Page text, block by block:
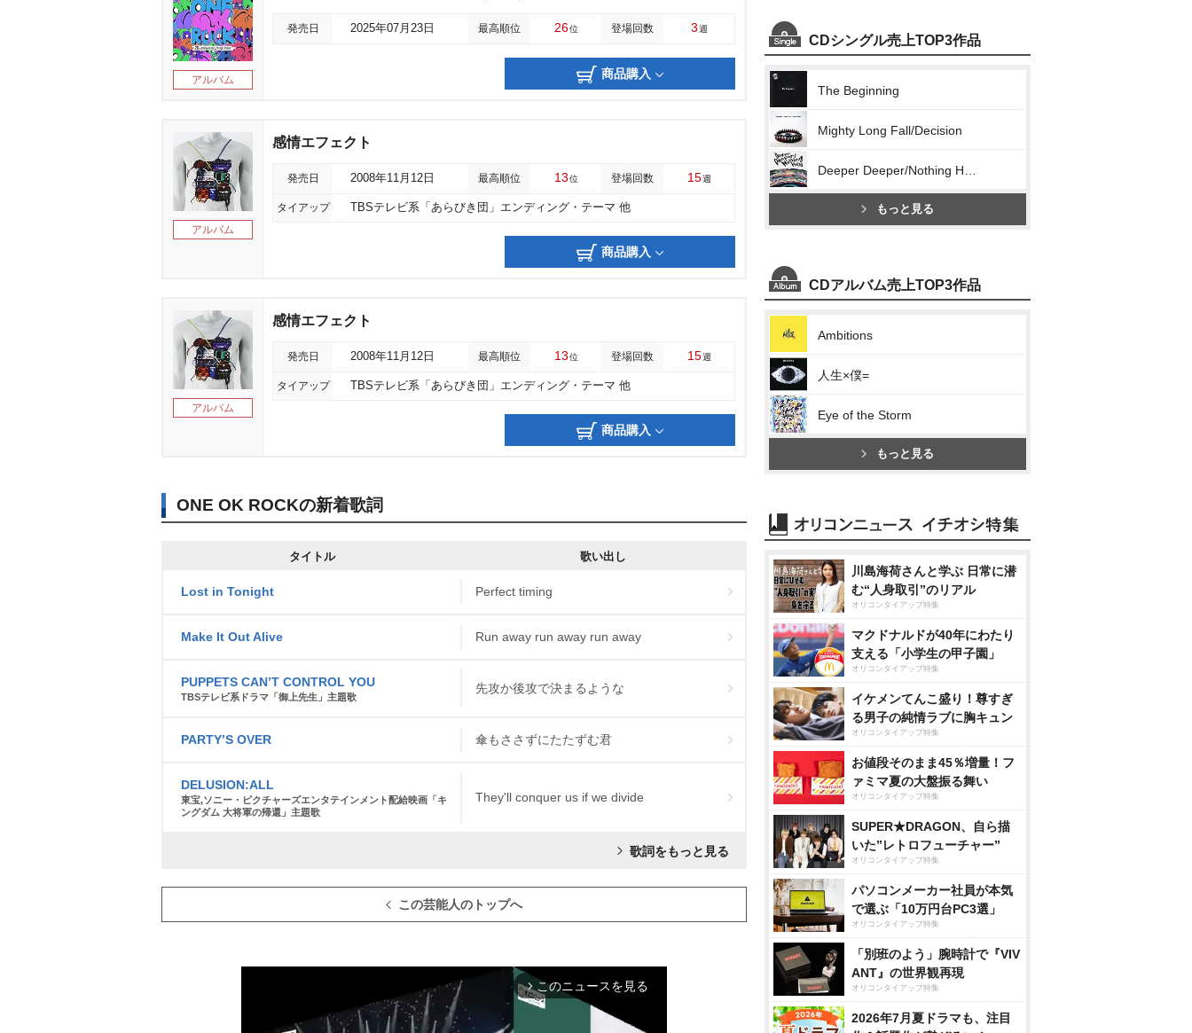
アルバム
発売日 2025年07月23日 最高順位 26位 登場回数 3週
商品購入
アルバム
感情エフェクト
発売日 2008年11月12日 最高順位 13位 登場回数 15週
タイアップ TBSテレビ系「あらびき団」エンディング・テーマ 他
商品購入
アルバム
感情エフェクト
発売日 2008年11月12日 最高順位 13位 登場回数 15週
タイアップ TBSテレビ系「あらびき団」エンディング・テーマ 他
商品購入
ONE OK ROCKの新着歌詞
タイトル 歌い出し
Lost in Tonight Perfect timing
Make It Out Alive Run away run away run away
PUPPETS CAN’T CONTROL YOU
TBSテレビ系ドラマ「御上先生」主題歌
先攻か後攻で決まるような
PARTY’S OVER 傘もささずにたたずむ君
DELUSION:ALL
東宝,ソニー・ピクチャーズエンタテインメント配給映画「キ
ングダム 大将軍の帰還」主題歌
They'll conquer us if we divide
歌詞をもっと見る
この芸能人のトップへ
arrow_forward_ios このニュースを見る
CDシングル売上TOP3作品
The Beginning
Mighty Long Fall/Decision
もっと見る
CDアルバム売上TOP3作品
Ambitions
人生×僕=
Eye of the Storm
もっと見る
川島海荷さんと学ぶ 日常に潜
む“人身取引”のリアル
オリコンタイアップ特集
マクドナルドが40年にわたり
支える「小学生の甲子園」
オリコンタイアップ特集
イケメンてんこ盛り！尊すぎ
る男子の純情ラブに胸キュン
オリコンタイアップ特集
お値段そのまま45％増量！フ
ァミマ夏の大盤振る舞い
オリコンタイアップ特集
SUPER★DRAGON、自ら描
いた”レトロフューチャー”
オリコンタイアップ特集
パソコンメーカー社員が本気
で選ぶ「10万円台PC3選」
オリコンタイアップ特集
「別班のよう」腕時計で『VIV
ANT』の世界観再現
オリコンタイアップ特集
2026年7月夏ドラマも、注目